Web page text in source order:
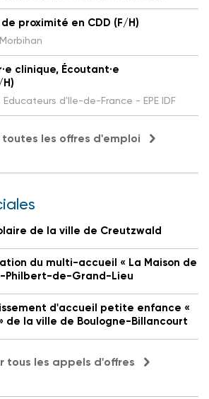
proximité en CDD (F/H)
clinique, Écoutant·e
d'Ile-de-France - EPE IDF
toutes les offres d'emploi
de la ville de Creutzwald
du multi-accueil « La Maison de
Philbert-de-Grand-Lieu
d'accueil petite enfance «
de la ville de Boulogne-Billancourt
tous les appels d'offres